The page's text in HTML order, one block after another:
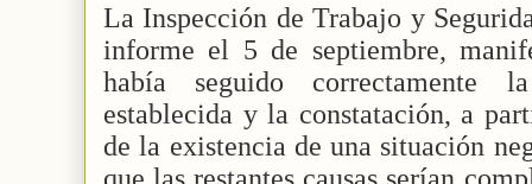
La Inspección de Trabajo y
informe el 5 de septiembre,
había seguido correctamente
establecida y la constatación, a
de la existencia de una situación
que las restantes causas serían